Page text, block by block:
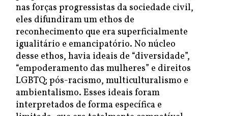
nas forças progressistas da sociedade civil,
eles difundiram um ethos de
reconhecimento que era superficialmente
igualitário e emancipatório. No núcleo
desse ethos, havia ideais de “diversidade”,
“empoderamento das mulheres” e direitos
LGBTQ; pós-racismo, multiculturalismo e
ambientalismo. Esses ideais foram
interpretados de forma específica e